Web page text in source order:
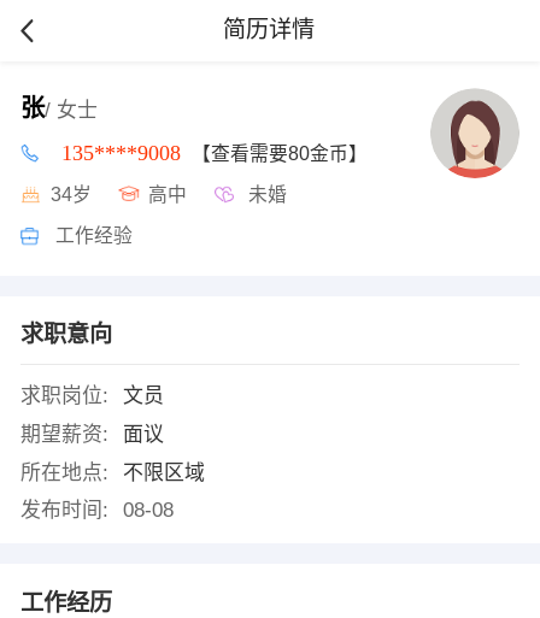
简历详情
张/ 女士
135****9008 【查看需要80金币】
34岁 高中 未婚
工作经验
求职意向
求职岗位:
文员
期望薪资:
面议
所在地点:
不限区域
发布时间:
08-08
工作经历